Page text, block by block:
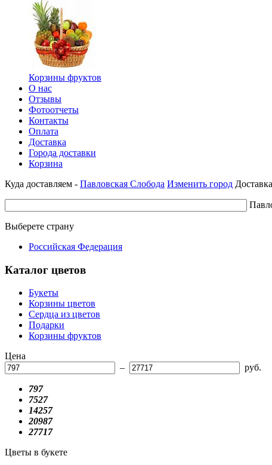
Корзины фруктов
О нас
Отзывы
Фотоотчеты
Контакты
Оплата
Доставка
Города доставки
Корзина
Куда доставляем - Павловская Слобода Изменить город
Выберете страну
Российская Федерация
Каталог цветов
Букеты
Корзины цветов
Сердца из цветов
Подарки
Корзины фруктов
Цена
–
руб.
797
7527
14257
20987
27717
Цветы в букете